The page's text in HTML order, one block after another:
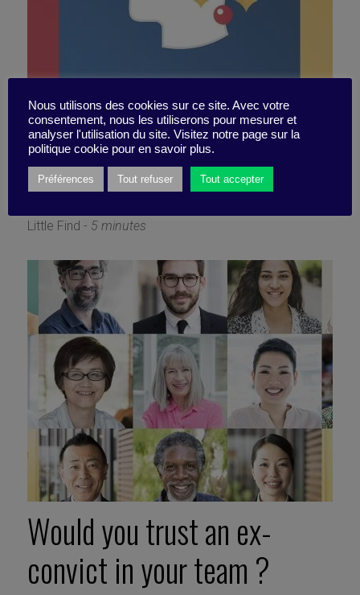
Will “soft skills” soon be
worth more than an MBA?
Little Find - 5 minutes
Would you trust an ex-
convict in your team ?
Nous utilisons des cookies sur ce site. Avec votre
consentement, nous les utiliserons pour mesurer et
analyser l'utilisation du site. Visitez notre page sur la
politique cookie pour en savoir plus.
Préférences Tout refuser Tout accepter